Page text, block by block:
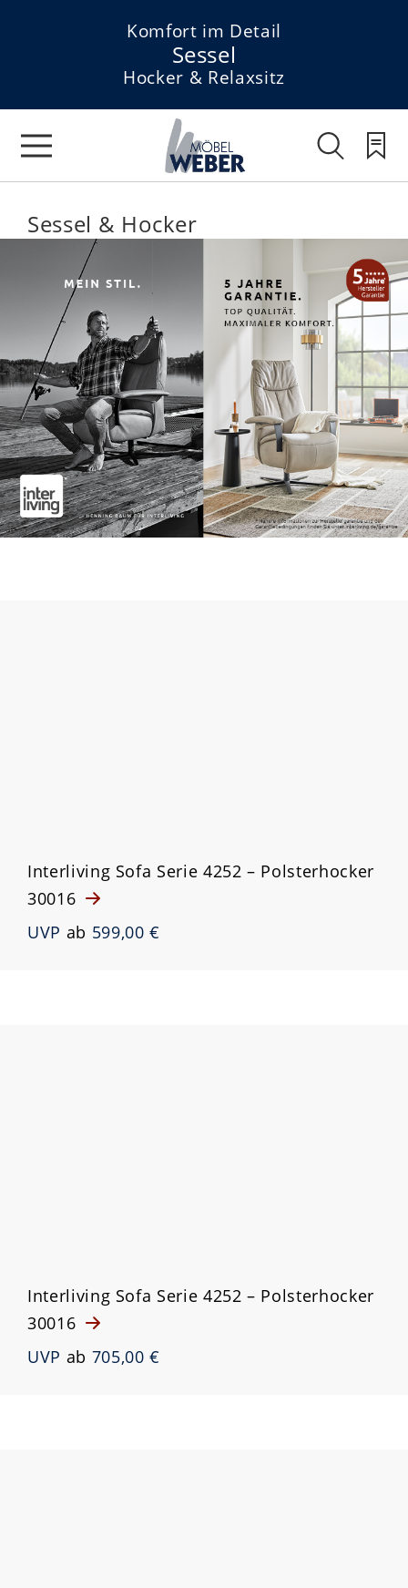
Komfort im Detail
Sessel
Hocker & Relaxsitz
Sessel & Hocker
Interliving Sofa Serie 4252 – Polsterhocker
30016
UVP ab 599,00 €
Interliving Sofa Serie 4252 – Polsterhocker
30016
UVP ab 705,00 €